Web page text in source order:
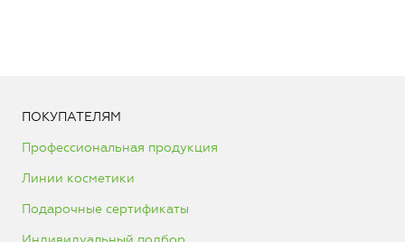
ПОКУПАТЕЛЯМ
Профессиональная продукция
Линии косметики
Подарочные сертификаты